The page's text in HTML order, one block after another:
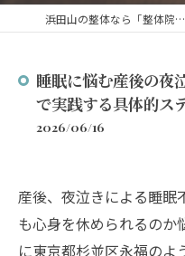
浜田山の整体なら「整体院メグシス」肩こり・腰痛・自律神経の悩みを睡眠から改善
睡眠に悩む産後の夜
で実践する具体的ス
2026/06/16
産後、夜泣きによる睡眠
も心身を休められるのか
に東京都杉並区永福の